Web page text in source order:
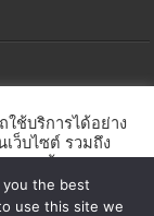
ช้บริการได้อย่าง
ว็บไซต์ รวมถึง
ความต้องการ
มได้ใน นโยบาย
the best
use this site we